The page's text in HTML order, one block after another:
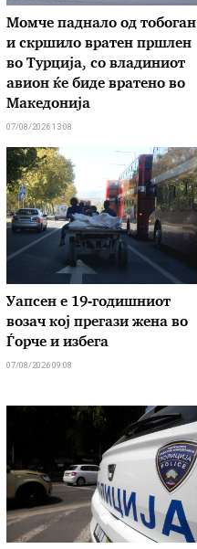
Момче паднало од тобоган
и скршило вратен пршлен
во Турција, со владиниот
авион ќе биде вратено во
Македонија
07/08/2026 13:08
Уапсен е 19-годишниот
возач кој прегази жена во
Ѓорче и избега
07/08/2026 09:08